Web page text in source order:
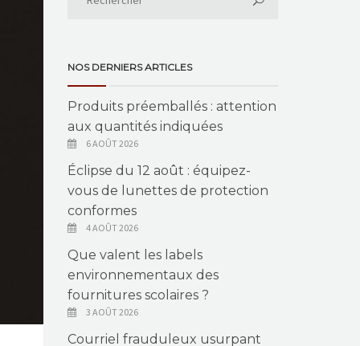
NOS DERNIERS ARTICLES
Produits préemballés : attention
aux quantités indiquées
6 AOÛT 2026
Éclipse du 12 août : équipez-
vous de lunettes de protection
conformes
4 AOÛT 2026
Que valent les labels
environnementaux des
fournitures scolaires ?
3 AOÛT 2026
Courriel frauduleux usurpant